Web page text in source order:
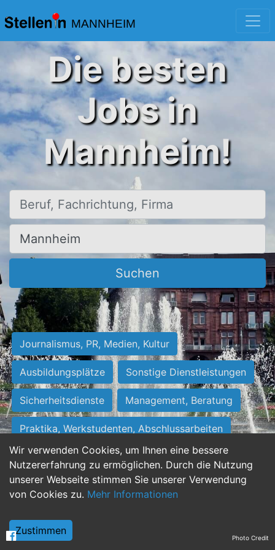
MANNHEIM
Wir verwenden Cookies, um Ihnen eine bessere
Nutzererfahrung zu ermöglichen. Durch die Nutzung
unserer Webseite stimmen Sie unserer Verwendung
von Cookies zu. Mehr Informationen
Zustimmen
Die besten
Jobs in
Mannheim!
Beruf, Fachrichtung, Firma
Ort, Stadt
Suchen
Journalismus, PR, Medien, Kultur
Ausbildungsplätze Sonstige Dienstleistungen
Sicherheitsdienste Management, Beratung
Praktika, Werkstudenten, Abschlussarbeiten
Personalwesen Assistenz, Sekretariat
Hilfskräfte, Aushilfs- und Nebenjobs
Weiterbildung, Studium, duale Ausbildung Photo Credit